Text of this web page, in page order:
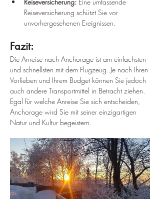
Reiseversicherung schützt Sie vor
unvorhergesehenen Ereignissen.
Fazit:
Die Anreise nach Anchorage ist am einfachsten
und schnellsten mit dem Flugzeug. Je nach Ihren
Vorlieben und Ihrem Budget können Sie jedoch
auch andere Transportmittel in Betracht ziehen.
Egal für welche Anreise Sie sich entscheiden,
Anchorage wird Sie mit seiner einzigartigen
Natur und Kultur begeistern.